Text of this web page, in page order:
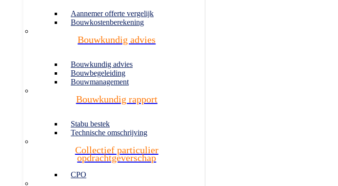
Aannemer offerte vergelijk
Bouwkostenberekening
Bouwkundig advies
Bouwkundig advies
Bouwbegeleiding
Bouwmanagement
Bouwkundig rapport
Stabu bestek
Technische omschrijving
Collectief particulier
opdrachtgeverschap
CPO